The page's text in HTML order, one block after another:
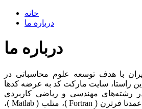
خانه
درباره ما
درباره ما
با هدف توسعه علوم محاسباتی در
راستا، سایت مارکت کد به عرضه کدها
در رشته‌های مهندسی و ریاضی کاربردی
فرترن ( Fortran)، متلب (Matlab )،